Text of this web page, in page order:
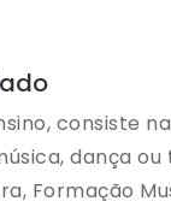
consiste
dança
Formação